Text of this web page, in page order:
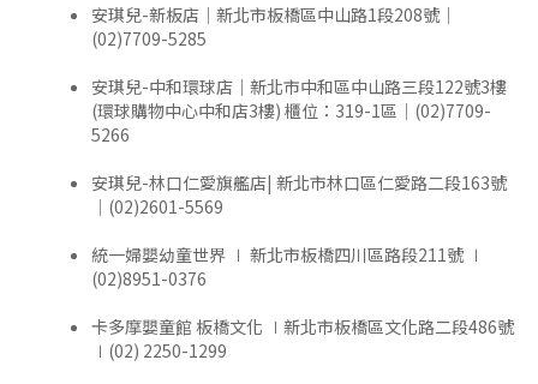
安琪兒-新板店｜新北市板橋區中山路1段208號｜
(02)7709-5285
安琪兒-中和環球店｜新北市中和區中山路三段122號3樓
(環球購物中心中和店3樓) 櫃位：319-1區｜(02)7709-
5266
安琪兒-林口仁愛旗艦店| 新北市林口區仁愛路二段163號
｜(02)2601-5569
統一婦嬰幼童世界 ∣ 新北市板橋四川區路段211號 ∣
(02)8951-0376
卡多摩嬰童館 板橋文化 ∣新北市板橋區文化路二段486號
∣(02) 2250-1299